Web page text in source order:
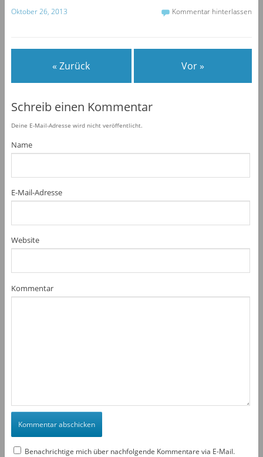
Oktober 26, 2013 Kommentar hinterlassen
« Zurück Vor »
Schreib einen Kommentar
Deine E-Mail-Adresse wird nicht veröffentlicht.
Name
E-Mail-Adresse
Website
Kommentar
Benachrichtige mich über nachfolgende Kommentare via E-Mail.